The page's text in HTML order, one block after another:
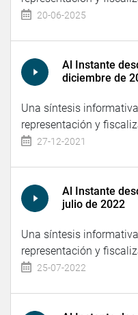
20-06-2025
Al Instante
diciembre de
Una síntesis
representación y
27-12-2021
Al Instante
julio de 2022
Una síntesis
representación y
25-07-2022